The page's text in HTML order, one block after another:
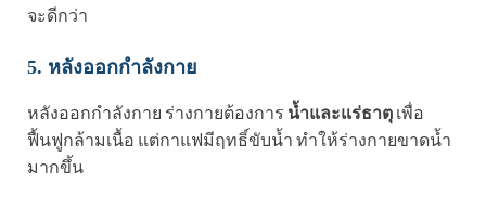
จะดีกว่า
5. หลังออกกำลังกาย
หลังออกกำลังกาย ร่างกายต้องการ น้ำและแร่ธาตุ เพื่อ
ฟื้นฟูกล้ามเนื้อ แต่กาแฟมีฤทธิ์ขับน้ำ ทำให้ร่างกายขาดน้ำ
มากขึ้น